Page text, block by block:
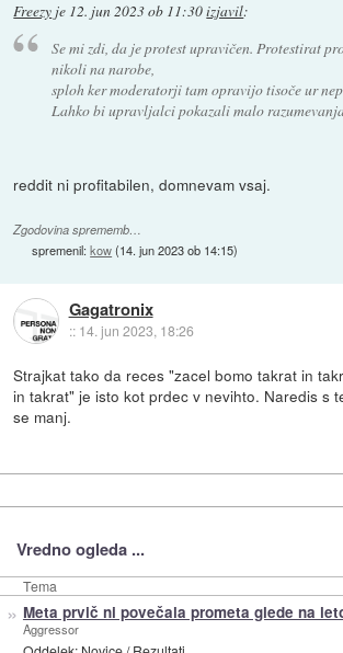
Freezy je 12. jun 2023 ob 11:30izjavil:
Se mi zdi, da je protest upravičen. Protestirat
nikoli na narobe,
sploh ker moderatorji tam opravijo tisoče ur
Lahko bi upravljalci pokazali malo
reddit ni profitabilen, domnevam vsaj.
Zgodovina sprememb…
spremenil:kow(14. jun 2023 ob 14:15)
Gagatronix
:: 14. jun 2023, 18:26
Strajkat tako da reces "zacel bomo takrat in
in takrat" je isto kot prdec v nevihto. Naredis s
se manj.
Vredno ogleda ...
Tema
» Meta prvič ni povečala prometa glede na
Aggressor